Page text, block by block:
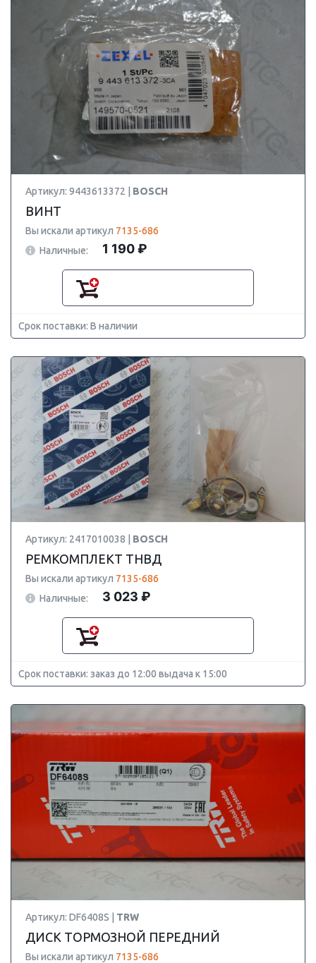
Артикул: 9443613372 | BOSCH
ВИНТ
Вы искали артикул 7135-686
Наличные:
1 190 ₽
Срок поставки: В наличии
Артикул: 2417010038 | BOSCH
РЕМКОМПЛЕКТ ТНВД
Вы искали артикул 7135-686
Наличные:
3 023 ₽
Срок поставки: заказ до 12:00 выдача к 15:00
Артикул: DF6408S | TRW
ДИСК ТОРМОЗНОЙ ПЕРЕДНИЙ
Вы искали артикул 7135-686